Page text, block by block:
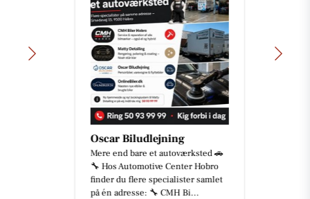
Oscar Biludlejning
Mere end bare et autoværksted 🚗
🔧 Hos Automotive Center Hobro
finder du flere specialister samlet
på én adresse: 🔧 CMH Bi...